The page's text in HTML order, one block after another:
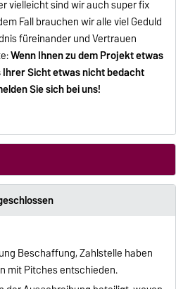
vielleicht sind wir auch super fix
Fall brauchen wir alle viel Geduld
füreinander und Vertrauen
Wenn Ihnen zu dem Projekt etwas
Sicht etwas nicht bedacht
Sie sich bei uns!
Beschaffung, Zahlstelle haben
mit Pitches entschieden.